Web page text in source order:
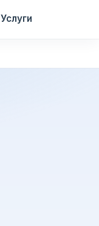
Услуги